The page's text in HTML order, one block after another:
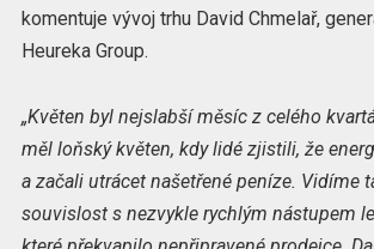
komentuje vývoj trhu David Chmelař,
Heureka Group.
„Květen byl nejslabší měsíc z celého
měl loňský květen, kdy lidé zjistili, že
a začali utrácet našetřené peníze. Vidíme
souvislost s nezvykle rychlým nástupem